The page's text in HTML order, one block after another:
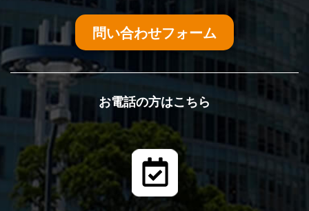
問い合わせフォーム
お電話の方はこちら